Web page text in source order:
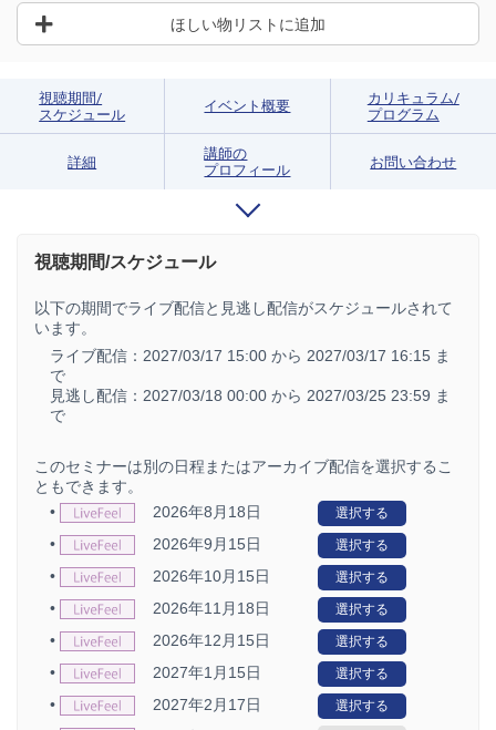
ほしい物リストに追加
視聴期間/
スケジュール
イベント概要
カリキュラム/
プログラム
詳細
講師の
プロフィール
お問い合わせ
視聴期間/スケジュール
以下の期間でライブ配信と見逃し配信がスケジュールされて
います。
ライブ配信： 2027/03/17 15:00 から 2027/03/17 16:15 ま
で
見逃し配信： 2027/03/18 00:00 から 2027/03/25 23:59 ま
で
このセミナーは別の日程またはアーカイブ配信を選択するこ
ともできます。
•
2026年8月18日 選択する
• 2026年9月15日 選択する
• 2026年10月15日 選択する
• 2026年11月18日 選択する
• 2026年12月15日 選択する
• 2027年1月15日 選択する
• 2027年2月17日 選択する